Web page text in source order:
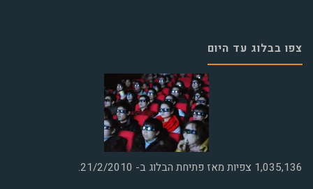
צפו בבלוג עד היום
1,035,136 צפיות מאז פתיחת הבלוג ב- 21/2/2010.